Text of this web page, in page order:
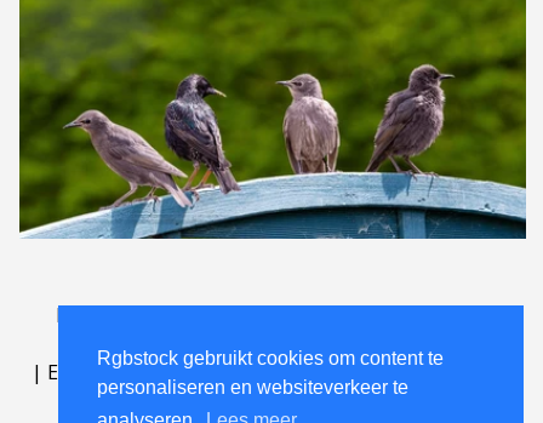
Rgbstock gebruikt cookies om content te
personaliseren en websiteverkeer te
Lichttafel
| English|Deutsch|Español| Polski|Português
Nederlands|